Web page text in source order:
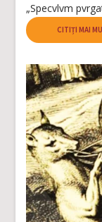
„Specvlvm
CITIȚI MAI